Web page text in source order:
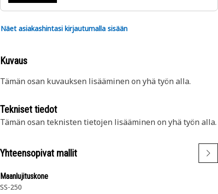
Näet asiakashintasi kirjautumalla sisään
Kuvaus
Tämän osan kuvauksen lisääminen on yhä työn alla.
Tekniset tiedot
Tämän osan teknisten tietojen lisääminen on yhä työn alla.
Yhteensopivat mallit
Maanlujituskone
SS-250